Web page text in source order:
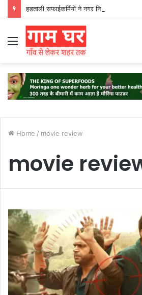
हड़ताली सफाईकर्मियों ने नगर निगम का घेराव किया’
Menu
Home / movie review
movie